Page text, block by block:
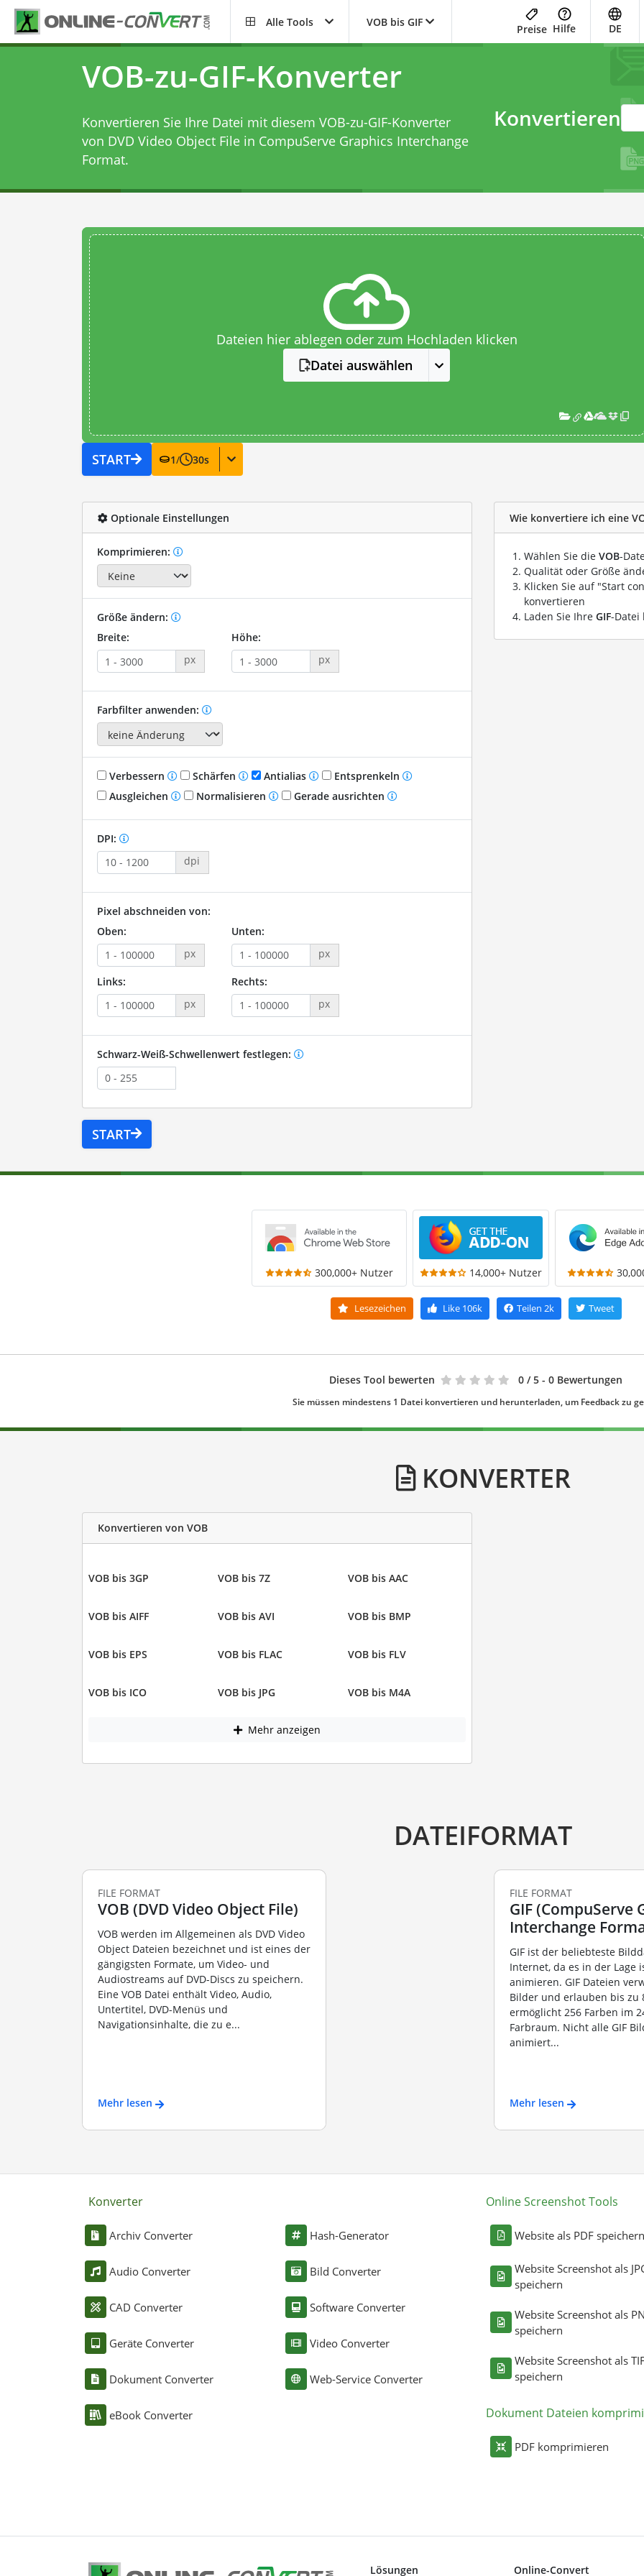
Alle Tools VOB bis GIF
Preise Hilfe DE
VOB-zu-GIF-Konverter
Konvertieren Sie Ihre Datei mit diesem VOB-zu-GIF-Konverter
von DVD Video Object File in CompuServe Graphics Interchange
Format.
Konvertieren
Dateien hier ablegen oder zum Hochladen klicken
Datei auswählen
START 1/ 30s
Optionale Einstellungen
Komprimieren:
Größe ändern:
Breite:
px
Höhe:
px
Farbfilter anwenden:
Verbessern Schärfen Antialias
Entsprenkeln
Ausgleichen
Normalisieren Gerade ausrichten
DPI:
dpi
Pixel abschneiden von:
Oben:
px
Unten:
px
Links:
px
Rechts:
px
Schwarz-Weiß-Schwellenwert festlegen:
START
Wie konvertiere ich eine
Wählen Sie die VOB-
Qualität oder Größe
Klicken Sie auf "Start
konvertieren
Laden Sie Ihre GIF-Datei
300,000+ Nutzer 14,000+ Nutzer
Lesezeichen Like106k Teilen 2k Tweet
Dieses Tool bewerten 0 / 5 - 0 Bewertungen
Sie müssen mindestens 1 Datei konvertieren und herunterladen, um Feedback zu
KONVERTER
Konvertieren von VOB
VOB bis 3GP VOB bis 7Z VOB bis AAC
VOB bis AIFF VOB bis AVI VOB bis BMP
VOB bis EPS VOB bis FLAC VOB bis FLV
VOB bis ICO VOB bis JPG VOB bis M4A
Mehr anzeigen
DATEIFORMAT
FILE FORMAT
VOB (DVD Video Object File)
VOB werden im Allgemeinen als DVD Video
Object Dateien bezeichnet und ist eines der
gängigsten Formate, um Video- und
Audiostreams auf DVD-Discs zu speichern.
Eine VOB Datei enthält Video, Audio,
Untertitel, DVD-Menüs und
Navigationsinhalte, die zu e...
Mehr lesen
FILE FORMAT
GIF (CompuServe
Interchange
GIF ist der beliebteste
Internet, da es in der Lage
animieren. GIF Dateien
Bilder und erlauben bis zu
ermöglicht 256 Farben im
Farbraum. Nicht alle GIF
animiert...
Mehr lesen
Konverter
Archiv Converter
Audio Converter
CAD Converter
Geräte Converter
Dokument Converter
eBook Converter
Hash-Generator
Bild Converter
Software Converter
Video Converter
Web-Service Converter
Online Screenshot Tools
Website als PDF speichern
Website Screenshot als
speichern
Website Screenshot als
speichern
Website Screenshot als
speichern
Dokument Dateien
PDF komprimieren
Lösungen Online-Convert